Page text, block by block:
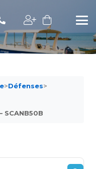
>Défenses>
SCANB50B